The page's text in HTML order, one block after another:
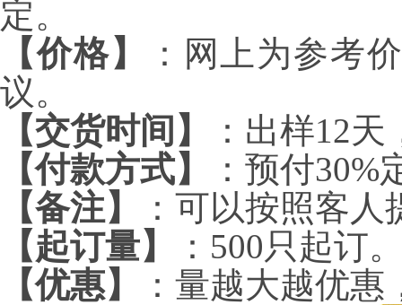
定。
【价格】
：网上为参考
议。
【交货时间】
：出样12天
【付款方式】
：预付30%
【备注】
：可以按照客
【起订量】
： 500只起订
【优惠】
：量越大越优